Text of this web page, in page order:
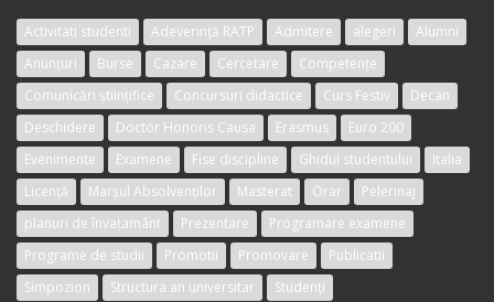
Activitati studenti Adeverință RATP Admitere alegeri
Alumni
Anunțuri
Burse Cazare Cercetare
Competențe
Comunicări științifice
Concursuri didactice Curs Festiv
Decan
Deschidere
Doctor Honoris Causa Erasmus
Euro 200
Evenimente
Examene Fise discipline Ghidul studentului
Italia
Licență
Marșul Absolvenților Masterat Orar
Pelerinaj
planuri de învațamânt
Prezentare
Programare examene
Programe de studii
Promotii Promovare
Publicatii
Simpozion
Structura an universitar Studenți